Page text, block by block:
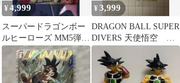
¥4,999
スーパードラゴンボー
ルヒーローズ MM5弾
バーダック サンプルカ
ード
¥3,999
DRAGON BALL SUPER
DIVERS 天使悟空 プ
ロモ 未開封品